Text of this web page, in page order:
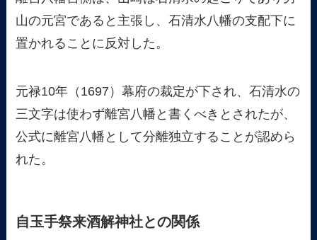
山の元宮であると主張し、石清水八幡の支配下に
置かれることに反対した。
元禄10年（1697）幕府の裁定が下され、石清水の
三文字は使わず離宮八幡と書くべきとされたが、
公式に離宮八幡として分離独立することが認めら
れた。
自玉手祭来酒解神社との関係